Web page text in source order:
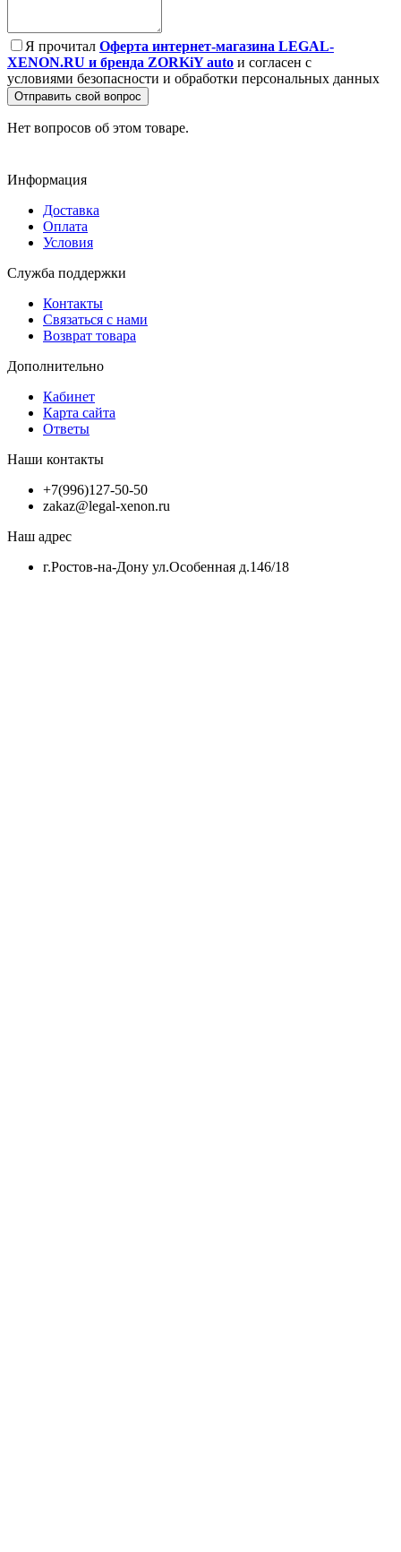
Я прочитал Оферта интернет-магазина LEGAL-
XENON.RU и бренда ZORKiY auto и согласен с
условиями безопасности и обработки персональных данных
Отправить свой вопрос
Нет вопросов об этом товаре.
Информация
Доставка
Оплата
Условия
Служба поддержки
Контакты
Связаться с нами
Возврат товара
Дополнительно
Кабинет
Карта сайта
Ответы
Наши контакты
+7(996)127-50-50
zakaz@legal-xenon.ru
Наш адрес
г.Ростов-на-Дону ул.Особенная д.146/18